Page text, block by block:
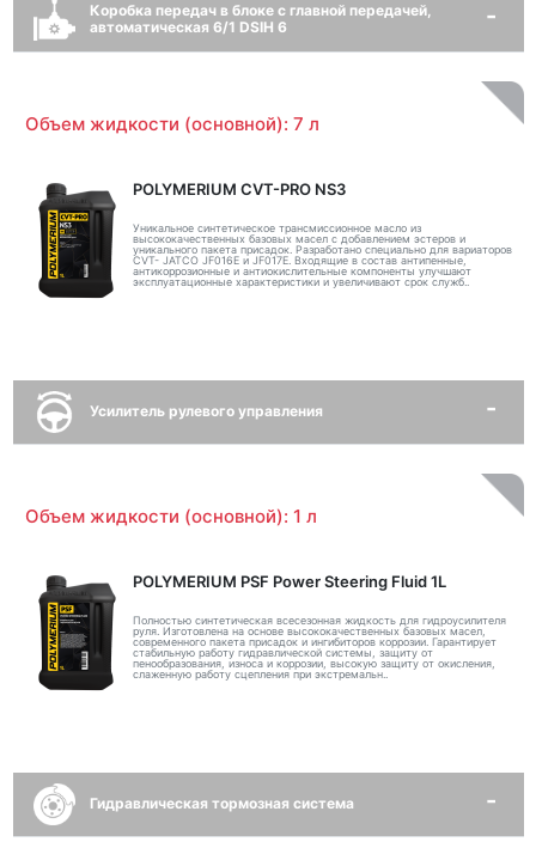
Коробка передач в блоке с главной передачей,
автоматическая 6/1 DSIH 6
Объем жидкости (основной): 7 л
POLYMERIUM CVT-PRO NS3
Уникальное синтетическое трансмиссионное масло из
высококачественных базовых масел с добавлением эстеров и
уникального пакета присадок. Разработано специально для вариаторов
CVT- JATCO JF016E и JF017E. Входящие в состав антипенные,
антикоррозионные и антиокислительные компоненты улучшают
эксплуатационные характеристики и увеличивают срок служб..
Усилитель рулевого управления
Объем жидкости (основной): 1 л
POLYMERIUM PSF Power Steering Fluid 1L
Полностью синтетическая всесезонная жидкость для гидроусилителя
руля. Изготовлена на основе высококачественных базовых масел,
современного пакета присадок и ингибиторов коррозии. Гарантирует
стабильную работу гидравлической системы, защиту от
пенообразования, износа и коррозии, высокую защиту от окисления,
слаженную работу сцепления при экстремальн..
Гидравлическая тормозная система